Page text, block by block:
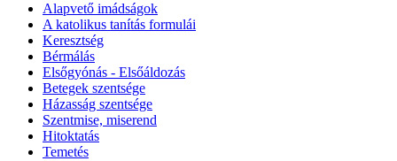
Alapvető imádságok
A katolikus tanítás formulái
Keresztség
Bérmálás
Elsőgyónás - Elsőáldozás
Betegek szentsége
Házasság szentsége
Szentmise, miserend
Hitoktatás
Temetés